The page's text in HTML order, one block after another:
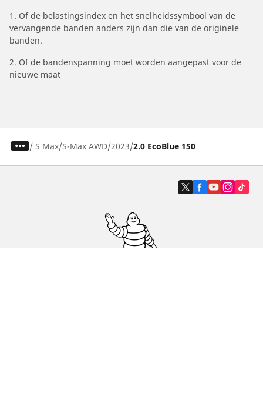
1. Of de belastingsindex en het snelheidssymbool van de
vervangende banden anders zijn dan die van de originele
banden.
2. Of de bandenspanning moet worden aangepast voor de
nieuwe maat
/ S Max S-Max AWD 2023 2.0 EcoBlue 150